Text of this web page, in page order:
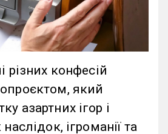
різних конфесій
який
азартних ігор і
ігроманії та